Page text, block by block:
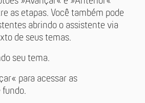
as etapas. Você também pode
abrindo o assistente via
de seus temas.
seu tema.
para acessar as
fundo.